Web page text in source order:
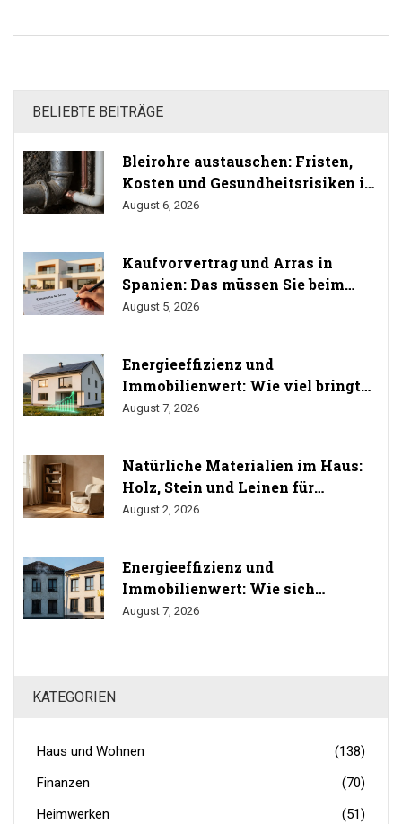
BELIEBTE BEITRÄGE
Bleirohre austauschen: Fristen,
Kosten und Gesundheitsrisiken im
Trinkwasser
August 6, 2026
Kaufvorvertrag und Arras in
Spanien: Das müssen Sie beim
Immobilienkauf wissen
August 5, 2026
Energieeffizienz und
Immobilienwert: Wie viel bringt
Sanierung wirklich? (Studien
August 7, 2026
Natürliche Materialien im Haus:
Holz, Stein und Leinen für
gesundes Wohnen
August 2, 2026
Energieeffizienz und
Immobilienwert: Wie sich
Sanierung auf den Preis auswirkt
August 7, 2026
KATEGORIEN
Haus und Wohnen
(138)
Finanzen
(70)
Heimwerken
(51)